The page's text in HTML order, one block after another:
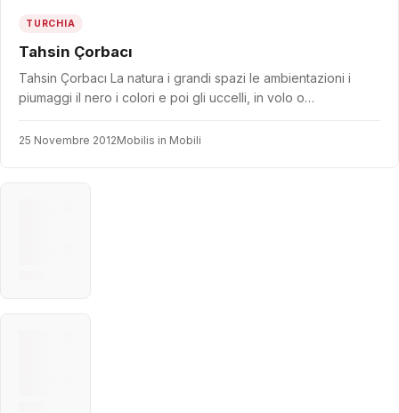
TURCHIA
Tahsin Çorbacı
Tahsin Çorbacı La natura i grandi spazi le ambientazioni i
piumaggi il nero i colori e poi gli uccelli, in volo o…
25 Novembre 2012Mobilis in Mobili